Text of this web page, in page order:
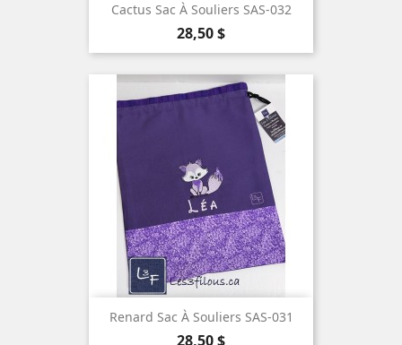
Cactus Sac À Souliers SAS-032
Prix
28,50 $
Renard Sac À Souliers SAS-031
Prix
28,50 $